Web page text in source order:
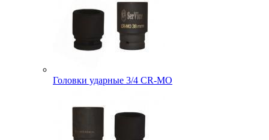
Головки ударные 3/4 CR-MO